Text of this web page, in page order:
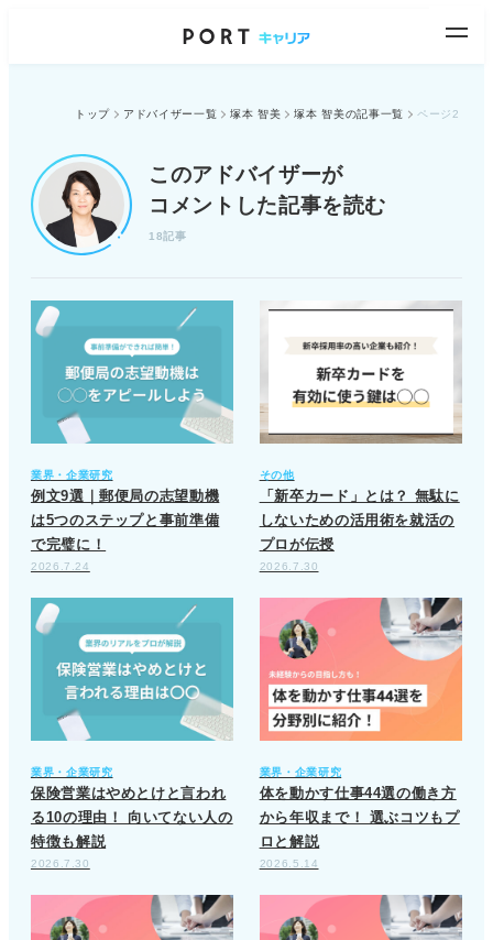
トップ アドバイザー一覧 塚本 智美 塚本 智美の記事一覧 ページ2
このアドバイザーが
コメントした記事を読む
18記事
業界・企業研究
例文9選｜郵便局の志望動機
は5つのステップと事前準備
で完璧に！
2026.7.24
その他
「新卒カード」とは？ 無駄に
しないための活用術を就活の
プロが伝授
2026.7.30
業界・企業研究
保険営業はやめとけと言われ
る10の理由！ 向いてない人の
特徴も解説
2026.7.30
業界・企業研究
体を動かす仕事44選の働き方
から年収まで！ 選ぶコツもプ
ロと解説
2026.5.14